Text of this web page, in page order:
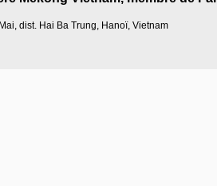
dist. Hai Ba Trung, Hanoï, Vietnam